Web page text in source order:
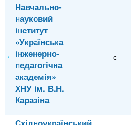
Навчально-
науковий
інститут
«Українська
інженерно-
педагогічна
академія»
ХНУ ім. В.Н.
Каразіна
є
Східноукраїнський